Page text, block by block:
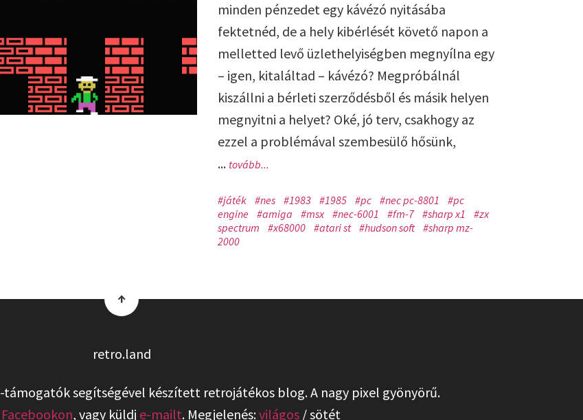
minden pénzedet egy kávézó nyitásába
fektetnéd, de a hely kibérlését követő napon a
melletted levő üzlethelyiségben megnyílna egy
– igen, kitaláltad – kávézó? Megpróbálnál
kiszállni a bérleti szerződésből és másik helyen
megnyitni a helyet? Oké, jó terv, csakhogy az
ezzel a problémával szembesülő hősünk,
... tovább...
#játék #nes #1983 #1985 #pc #nec pc-8801
#pc
engine
#amiga #msx #nec-6001 #fm-7 #sharp x1
#zx
spectrum
#x68000 #atari st #hudson soft #sharp mz-
2000
↑
retro.land
-támogatók segítségével készített retrojátékos blog. A nagy pixel gyönyörű.
Facebookon, vagy küldj e-mailt. Megjelenés:világos /sötét